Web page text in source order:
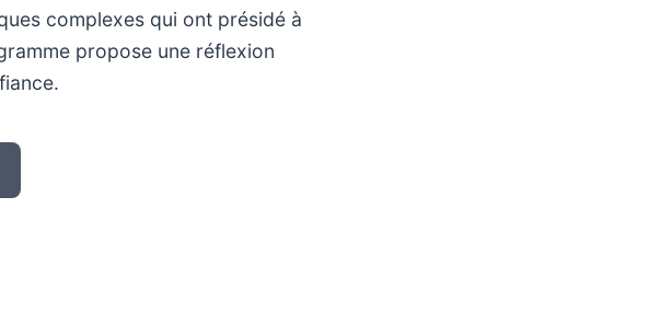
complexes qui ont présidé à
propose une réflexion